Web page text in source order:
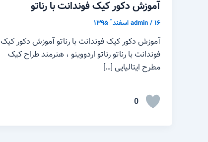
آموزش دکور کیک فوندانت با رناتو
admin/۱۶ اسفند ّ ۱۳۹۵
آموزش دکور کیک فوندانت با رناتو آموزش دکور کیک
فوندانت با رناتو رناتو اردووینو ، هنرمند طراح کیک
مطرح ایتالیایی […]
0